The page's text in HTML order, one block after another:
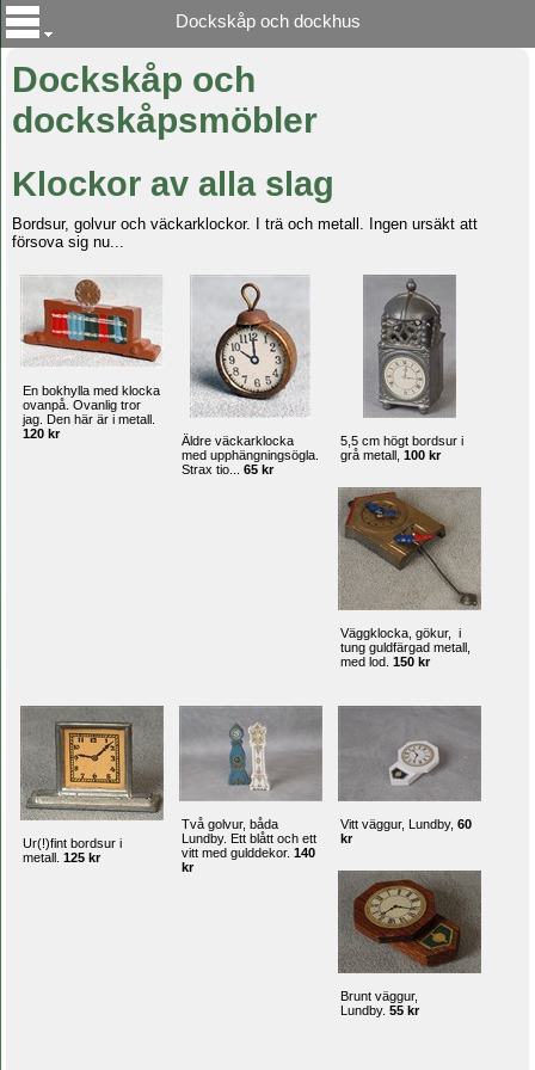
Dockskåp och dockhus
Dockskåp och
dockskåpsmöbler
Klockor av alla slag
Bordsur, golvur och väckarklockor. I trä och metall. Ingen ursäkt att
försova sig nu...
En bokhylla med klocka
ovanpå. Ovanlig tror
jag. Den här är i metall.
120 kr
Äldre väckarklocka
med upphängningsögla.
Strax tio... 65 kr
5,5 cm högt bordsur i
grå metall, 100 kr
Väggklocka, gökur, i
tung guldfärgad metall,
med lod. 150 kr
Ur(!)fint bordsur i
metall. 125 kr
Två golvur, båda
Lundby. Ett blått och ett
vitt med gulddekor. 140
kr
Vitt väggur, Lundby, 60
kr
Brunt väggur,
Lundby. 55 kr